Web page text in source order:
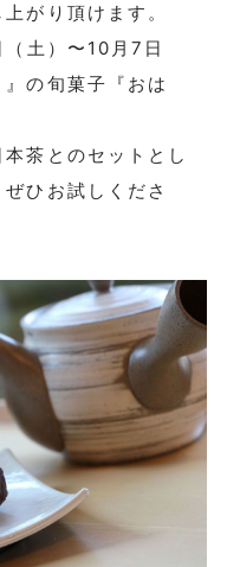
がり頂けます。
土）〜10月7日
』の旬菓子『おは
茶とのセットとし
ひお試しくださ